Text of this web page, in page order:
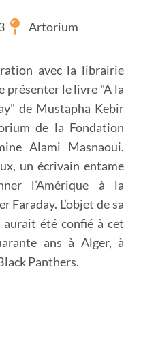
Artorium
avec la librairie
présenter le livre "A la
de Mustapha Kebir
de la Fondation
Alami Masnaoui.
un écrivain entame
l’Amérique à la
Faraday. L’objet de sa
été confié à cet
ans à Alger, à
Panthers.